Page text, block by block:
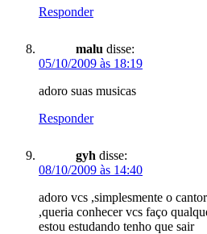
Responder
malu disse:
05/10/2009 às 18:19
adoro suas musicas
Responder
gyh disse:
08/10/2009 às 14:40
adoro vcs ,simplesmente o
,queria conhecer vcs faço
estou estudando tenho que sair